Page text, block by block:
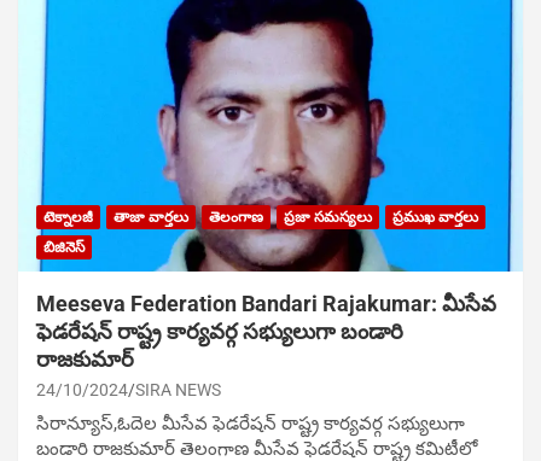
టెక్నాలజీ తాజా వార్తలు తెలంగాణ ప్రజా సమస్యలు
ప్రముఖ వార్తలు
బిజినెస్
Meeseva Federation Bandari Rajakumar: మీసేవ
ఫెడరేషన్ రాష్ట్ర కార్యవర్గ సభ్యులుగా బండారి
రాజకుమార్
24/10/2024 SIRA NEWS
సిరాన్యూస్,ఓదెల మీసేవ ఫెడరేషన్ రాష్ట్ర కార్యవర్గ సభ్యులుగా
బండారి రాజకుమార్ తెలంగాణ మీసేవ ఫెడరేషన్ రాష్ట్ర కమిటీలో